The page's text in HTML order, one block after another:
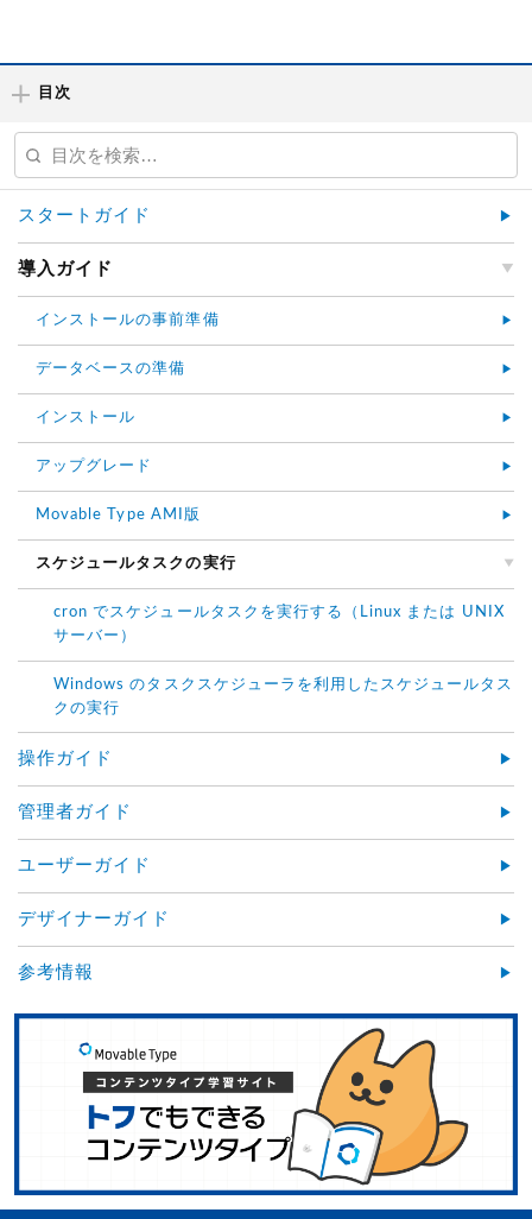
目次
スタートガイド
導入ガイド
インストールの事前準備
データベースの準備
インストール
アップグレード
Movable Type AMI版
スケジュールタスクの実行
cron でスケジュールタスクを実行する（Linux または UNIX
サーバー）
Windows のタスクスケジューラを利用したスケジュールタス
クの実行
操作ガイド
管理者ガイド
ユーザーガイド
デザイナーガイド
参考情報